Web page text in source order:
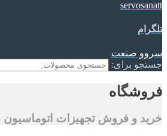
servosanatt
تلگرام
سروو صنعت
جستجو برای:
فروشگاه
خرید و فروش تجهیزات